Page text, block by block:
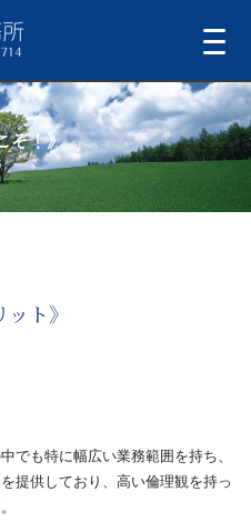
そ！》
ト》
でも特に幅広い業務範囲を持ち、
提供しており、高い倫理観を持っ